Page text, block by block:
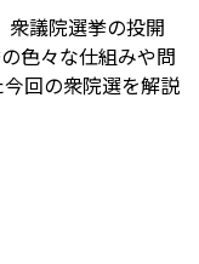
衆議院選挙の投開
色々な仕組みや問
回の衆院選を解説